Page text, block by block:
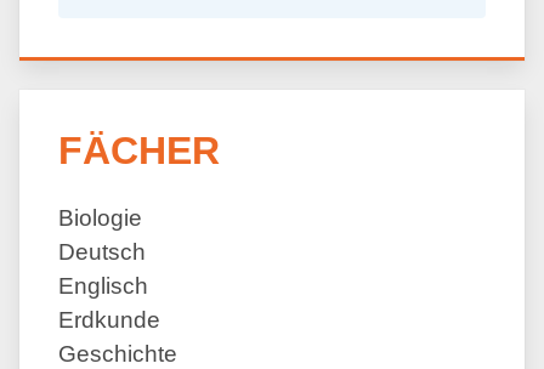
FÄCHER
Biologie
Deutsch
Englisch
Erdkunde
Geschichte